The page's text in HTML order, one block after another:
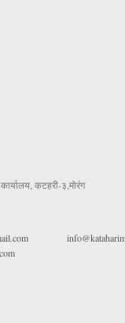
कटहरी-३,मोरंग